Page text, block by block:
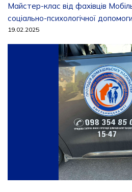
Майстер-клас від фахівців
соціально-психологічної допомоги
19.02.2025